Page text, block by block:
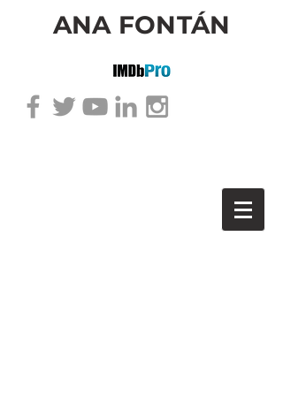
ANA FONTÁN